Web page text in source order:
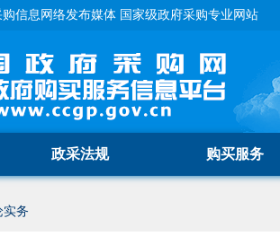
信息网络发布媒体 国家级政府采购专业网站
政采法规 购买服务
实务